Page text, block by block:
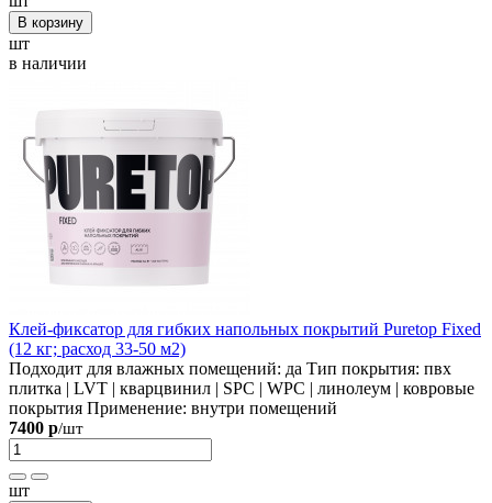
В корзину
шт
в наличии
Клей-фиксатор для гибких напольных покрытий Puretop Fixed
(12 кг; расход 33-50 м2)
Подходит для влажных помещений: да Тип покрытия: пвх
плитка | LVT | кварцвинил | SPC | WPC | линолеум | ковровые
покрытия Применение: внутри помещений
7400 р/шт
шт